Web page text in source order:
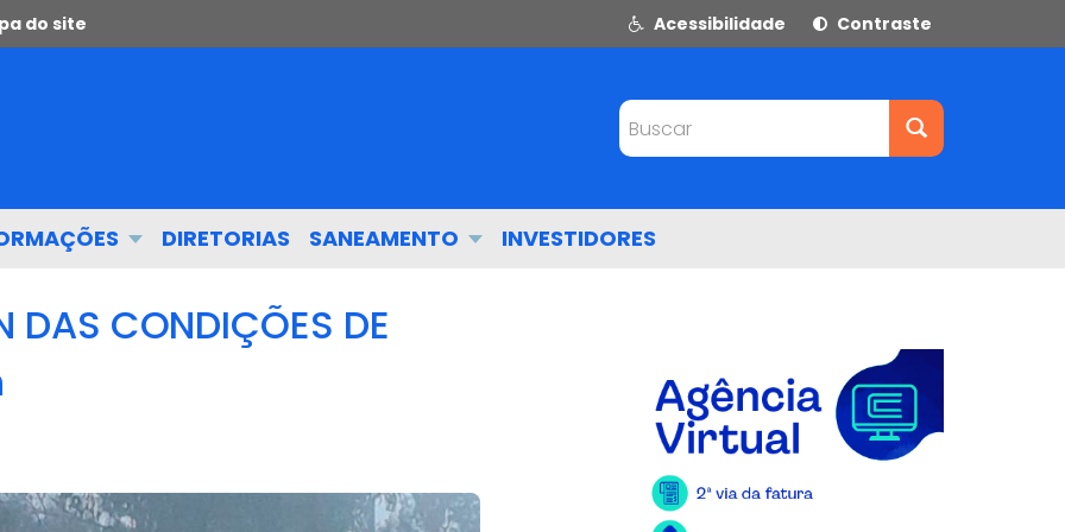
do site Acessibilidade Contraste
Buscar
DIRETORIAS SANEAMENTO INVESTIDORES
DAS CONDIÇÕES DE